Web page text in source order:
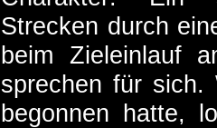
Strecken durch
beim Zieleinlauf
sprechen für sich.
begonnen hatte,